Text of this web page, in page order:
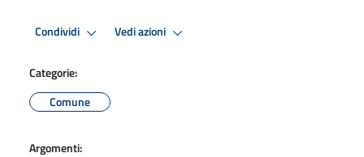
Condividi Vedi azioni
Categorie:
Comune
Argomenti: